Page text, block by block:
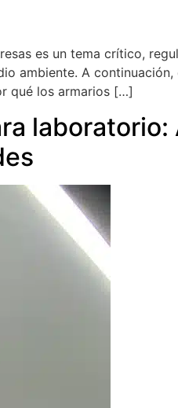
es un tema crítico,
ambiente. A
qué los armarios […]
laboratorio: